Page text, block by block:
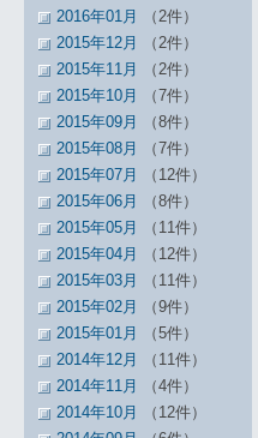
2016年01月
（2件）
2015年12月
（2件）
2015年11月
（2件）
2015年10月
（7件）
2015年09月
（8件）
2015年08月
（7件）
2015年07月
（12件）
2015年06月
（8件）
2015年05月
（11件）
2015年04月
（12件）
2015年03月
（11件）
2015年02月
（9件）
2015年01月
（5件）
2014年12月
（11件）
2014年11月
（4件）
2014年10月
（12件）